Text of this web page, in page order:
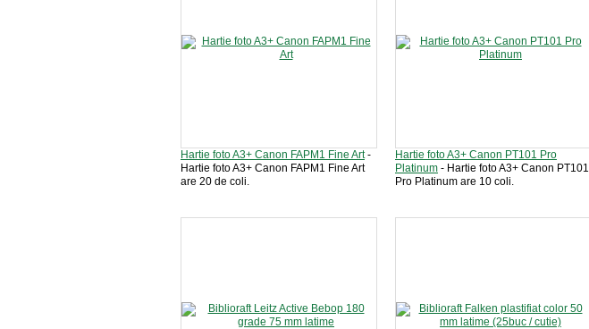
Hartie foto A3+ Canon FAPM1 Fine Art-
Hartie foto A3+ Canon FAPM1 Fine Art
are 20 de coli.
Hartie foto A3+ Canon PT101 Pro
Platinum - Hartie foto A3+ Canon PT101
Pro Platinum are 10 coli.